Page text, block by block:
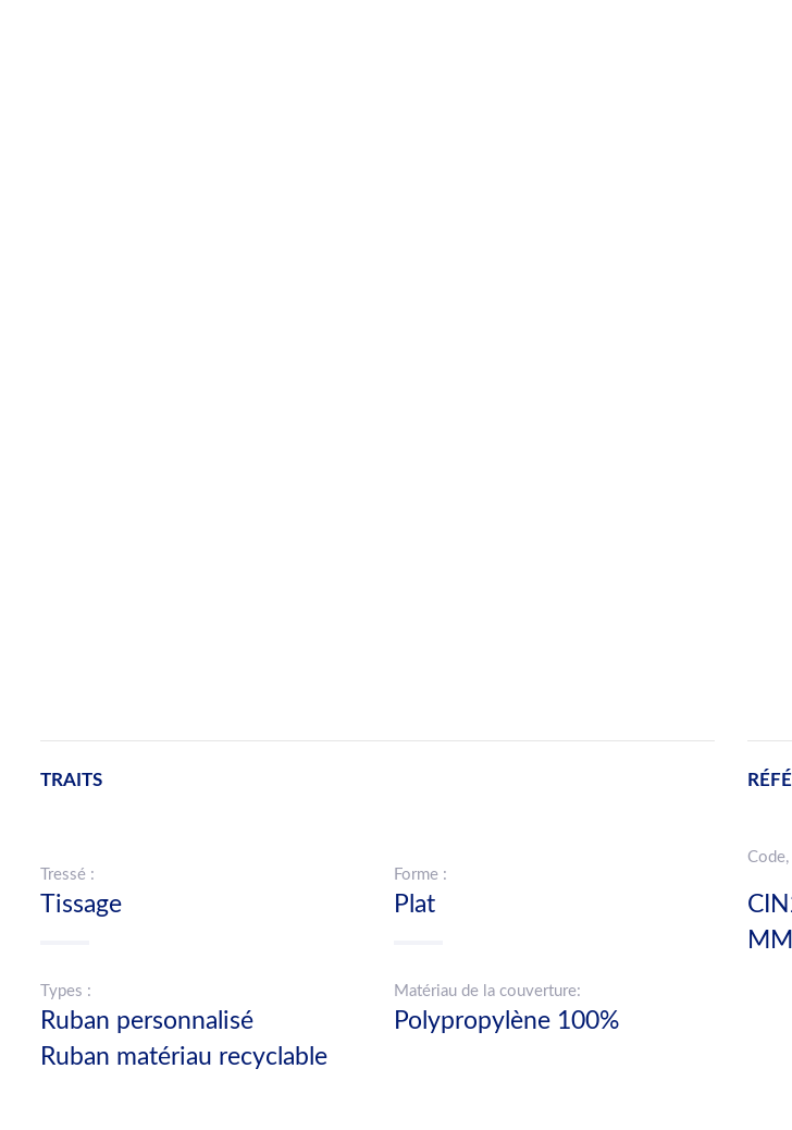
TRAITS
Tressé :
Tissage
Forme :
Plat
Types :
Ruban personnalisé
Ruban matériau recyclable
Matériau de la couverture:
Polypropylène 100%